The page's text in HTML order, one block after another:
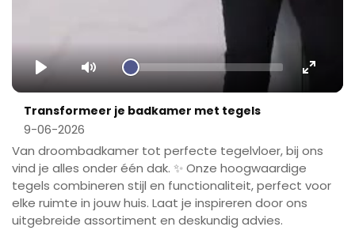
Play Mute
Transformeer je badkamer met tegels
9-06-2026
Van droombadkamer tot perfecte tegelvloer, bij ons
vind je alles onder één dak. ✨ Onze hoogwaardige
tegels combineren stijl en functionaliteit, perfect voor
elke ruimte in jouw huis. Laat je inspireren door ons
uitgebreide assortiment en deskundig advies.